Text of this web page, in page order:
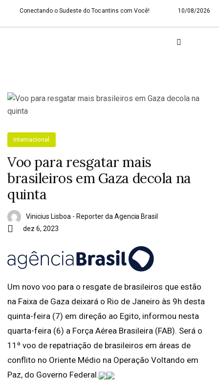
Conectando o Sudeste do Tocantins com Você! 10/08/2026
Internacional
Voo para resgatar mais
brasileiros em Gaza decola na
quinta
Vinicius Lisboa - Reporter da Agencia Brasil
dez 6, 2023
Um novo voo para o resgate de brasileiros que estão
na Faixa de Gaza deixará o Rio de Janeiro às 9h desta
quinta-feira (7) em direção ao Egito, informou nesta
quarta-feira (6) a Força Aérea Brasileira (FAB). Será o
11º voo de repatriação de brasileiros em áreas de
conflito no Oriente Médio na Operação Voltando em
Paz, do Governo Federal.